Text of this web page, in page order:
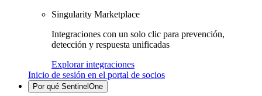
Singularity Marketplace
Integraciones con un solo clic para prevención,
detección y respuesta unificadas
Explorar integraciones
Inicio de sesión en el portal de socios
Por qué SentinelOne